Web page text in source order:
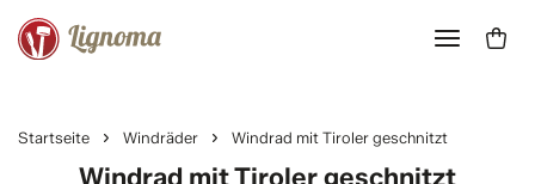
Startseite Windräder Windrad mit Tiroler geschnitzt
Windrad mit Tiroler geschnitzt